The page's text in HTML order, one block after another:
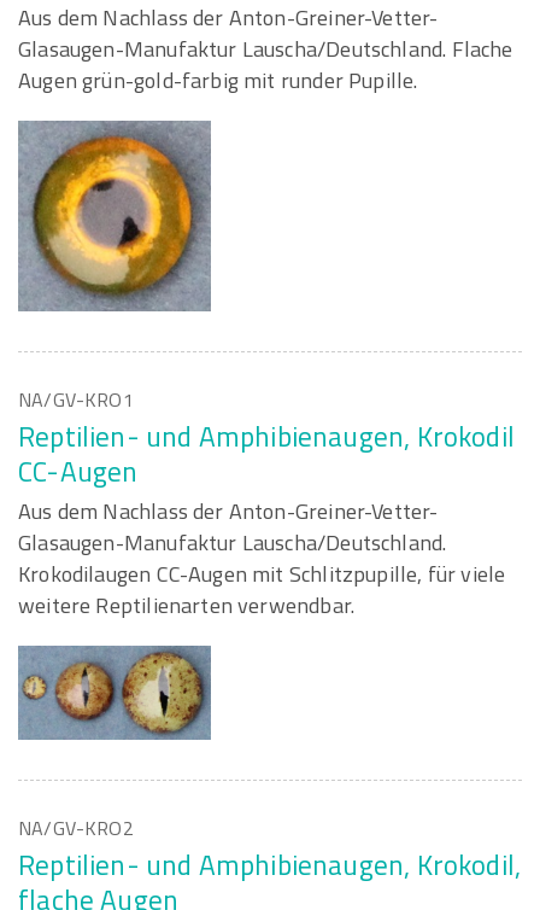
Aus dem Nachlass der Anton-Greiner-Vetter-
Glasaugen-Manufaktur Lauscha/Deutschland. Flache
Augen grün-gold-farbig mit runder Pupille.
NA/GV-KRO1
Reptilien- und Amphibienaugen, Krokodil
CC-Augen
Aus dem Nachlass der Anton-Greiner-Vetter-
Glasaugen-Manufaktur Lauscha/Deutschland.
Krokodilaugen CC-Augen mit Schlitzpupille, für viele
weitere Reptilienarten verwendbar.
NA/GV-KRO2
Reptilien- und Amphibienaugen, Krokodil,
flache Augen